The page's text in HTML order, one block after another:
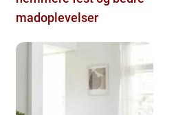
madoplevelser